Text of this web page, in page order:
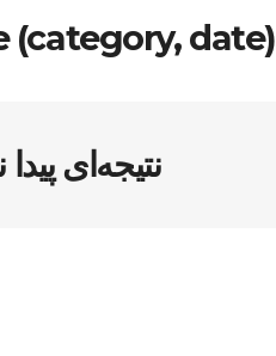
(category, date)
نتیجه‌ای